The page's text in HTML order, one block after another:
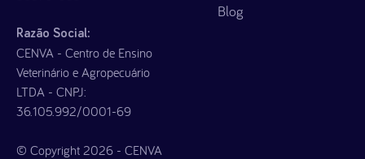
Razão Social:
CENVA - Centro de Ensino
Veterinário e Agropecuário
LTDA - CNPJ:
36.105.992/0001-69
© Copyright 2026 - CENVA
Blog